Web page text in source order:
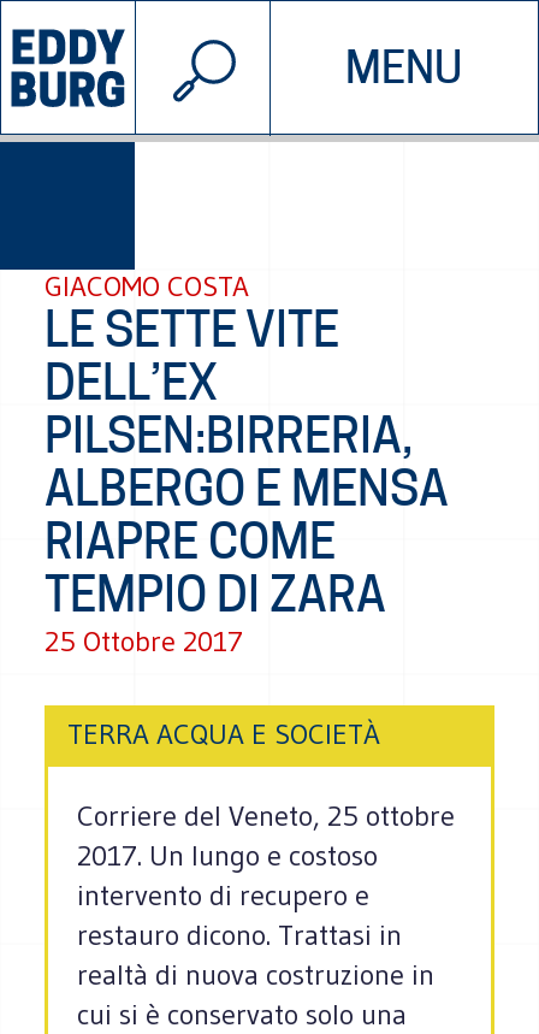
MENU
INIZIATIVE CHI SIAMO
© 2026 EDDYBURG
GIACOMO COSTA
LE SETTE VITE
DELL’EX
PILSEN:BIRRERIA,
ALBERGO E MENSA
RIAPRE COME
TEMPIO DI ZARA
25 Ottobre 2017
TERRA ACQUA E SOCIETÀ
Corriere del Veneto, 25 ottobre
2017. Un lungo e costoso
intervento di recupero e
restauro dicono. Trattasi in
realtà di nuova costruzione in
cui si è conservato solo una